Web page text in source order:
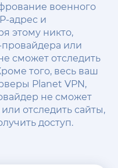
военного
адрес и
этому никто,
или
сможет отследить
того, весь ваш
Planet VPN,
не сможет
отследить сайты,
доступ.